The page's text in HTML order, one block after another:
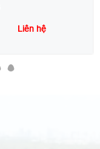
Liên hệ